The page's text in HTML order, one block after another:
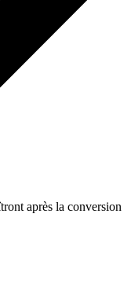
après la conversion